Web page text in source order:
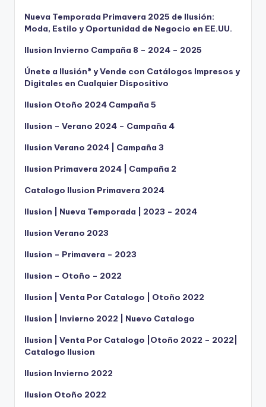
Nueva Temporada Primavera 2025 de Ilusión:
Moda, Estilo y Oportunidad de Negocio en EE.UU.
Ilusion Invierno Campaña 8 – 2024 – 2025
Únete a Ilusión® y Vende con Catálogos Impresos y
Digitales en Cualquier Dispositivo
Ilusion Otoño 2024 Campaña 5
Ilusion – Verano 2024 – Campaña 4
Ilusion Verano 2024 | Campaña 3
Ilusion Primavera 2024 | Campaña 2
Catalogo Ilusion Primavera 2024
Ilusion | Nueva Temporada | 2023 – 2024
Ilusion Verano 2023
Ilusion – Primavera – 2023
Ilusion – Otoño – 2022
Ilusion | Venta Por Catalogo | Otoño 2022
Ilusion | Invierno 2022 | Nuevo Catalogo
Ilusion | Venta Por Catalogo |Otoño 2022 – 2022|
Catalogo Ilusion
Ilusion Invierno 2022
Ilusion Otoño 2022